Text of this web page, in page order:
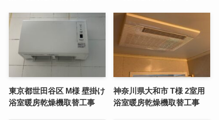
東京都世田谷区 M様 壁掛け
浴室暖房乾燥機取替工事
神奈川県大和市 T様 2室用
浴室暖房乾燥機取替工事